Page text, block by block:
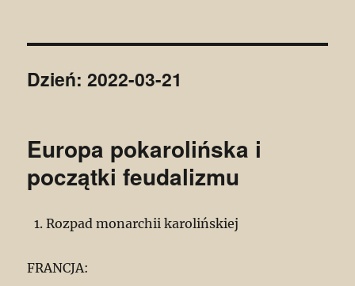
Dzień:2022-03-21
Europa pokarolińska i
początki feudalizmu
Rozpad monarchii karolińskiej
FRANCJA: